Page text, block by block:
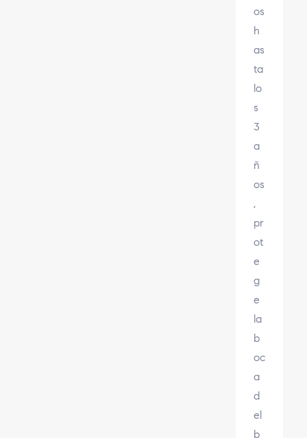
os
h
as
ta
lo
s
3
a
ñ
os
,
pr
ot
e
g
e
la
b
oc
a
d
el
b